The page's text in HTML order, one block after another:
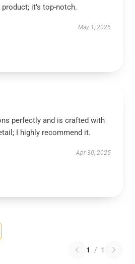
it’s top-notch.
May 1, 2025
perfectly and is crafted with
I highly recommend it.
Apr 30, 2025
1 / 1